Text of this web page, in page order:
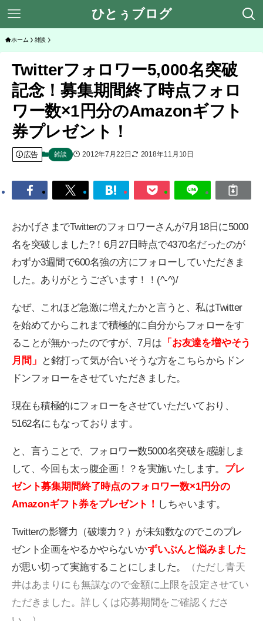
ひとぅブログ
ホーム 雑談
Twitterフォロワー5,000名突破
記念！募集期間終了時点フォロ
ワー数×1円分のAmazonギフト
券プレゼント！
広告 雑談 2012年7月22日 2018年11月10日
おかげさまでTwitterのフォロワーさんが7月18日に5000
名を突破しました?！6月27日時点で4370名だったのが
わずか3週間で600名強の方にフォローしていただきま
した。ありがとうございます！！(^-^)/
なぜ、これほど急激に増えたかと言うと、私はTwitter
を始めてからこれまで積極的に自分からフォローをす
ることが無かったのですが、7月は 「お友達を増やそう
月間」
と銘打って気が合いそうな方をこちらからドン
ドンフォローをさせていただきました。
現在も積極的にフォローをさせていただいており、
5162名にもなっております。
と、言うことで、フォロワー数5000名突破を感謝しま
して、今回も太っ腹企画！？を実施いたします。 プレ
ゼント募集期間終了時点のフォロワー数×1円分の
Amazonギフト券をプレゼント！ しちゃいます。
Twitterの影響力（破壊力？）が未知数なのでこのプレ
ゼント企画をやるかやらないかずいぶんと悩みました
が思い切って実施することにしました。
（ただし青天
井はあまりにも無謀なので金額に上限を設定させてい
ただきました。詳しくは応募期間をご確認くださ